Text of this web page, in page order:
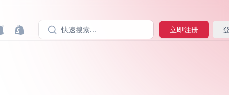
快速搜索... 立即注册